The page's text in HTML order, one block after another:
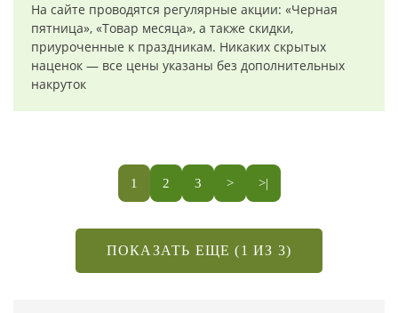
На сайте проводятся регулярные акции: «Черная
пятница», «Товар месяца», а также скидки,
приуроченные к праздникам. Никаких скрытых
наценок — все цены указаны без дополнительных
накруток
1 2 3 > >|
ПОКАЗАТЬ ЕЩЕ (1 ИЗ 3)